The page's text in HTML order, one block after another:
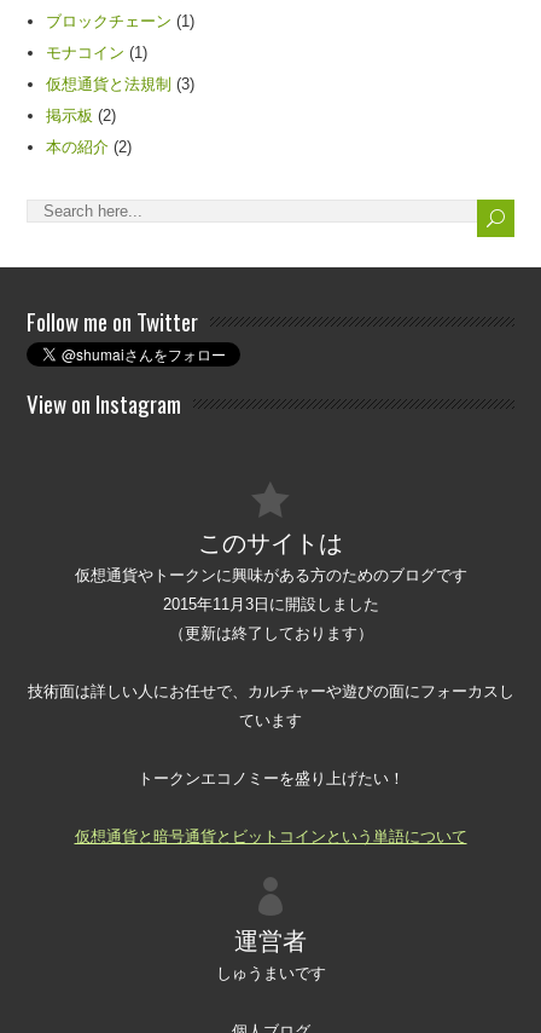
ブロックチェーン (1)
モナコイン (1)
仮想通貨と法規制 (3)
掲示板 (2)
本の紹介 (2)
Follow me on Twitter
View on Instagram
このサイトは
仮想通貨やトークンに興味がある方のためのブログです
2015年11月3日に開設しました
（更新は終了しております）
技術面は詳しい人にお任せで、カルチャーや遊びの面にフォーカスし
ています
トークンエコノミーを盛り上げたい！
仮想通貨と暗号通貨とビットコインという単語について
運営者
しゅうまいです